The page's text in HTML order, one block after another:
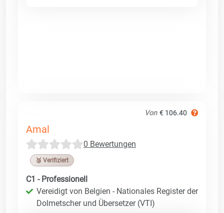
Von € 106.40
Amal
0 Bewertungen
🥉 Verifiziert
C1 - Professionell
Vereidigt von Belgien - Nationales Register der
Dolmetscher und Übersetzer (VTI)